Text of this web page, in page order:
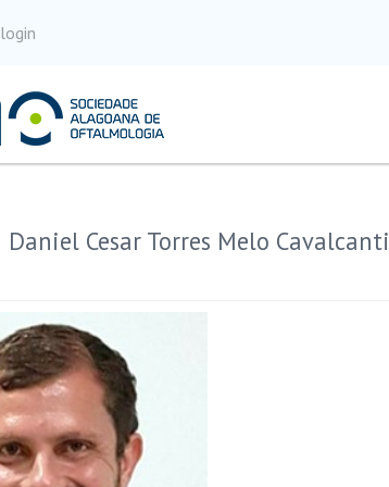
login
Daniel Cesar Torres Melo Cavalcanti